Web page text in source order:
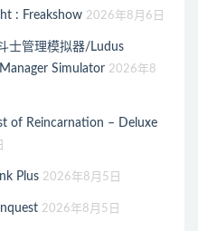
: Freakshow 2026年8月6日
士管理模拟器/Ludus
Simulator 2026年8
of Reincarnation – Deluxe
Plus 2026年8月5日
2026年8月5日